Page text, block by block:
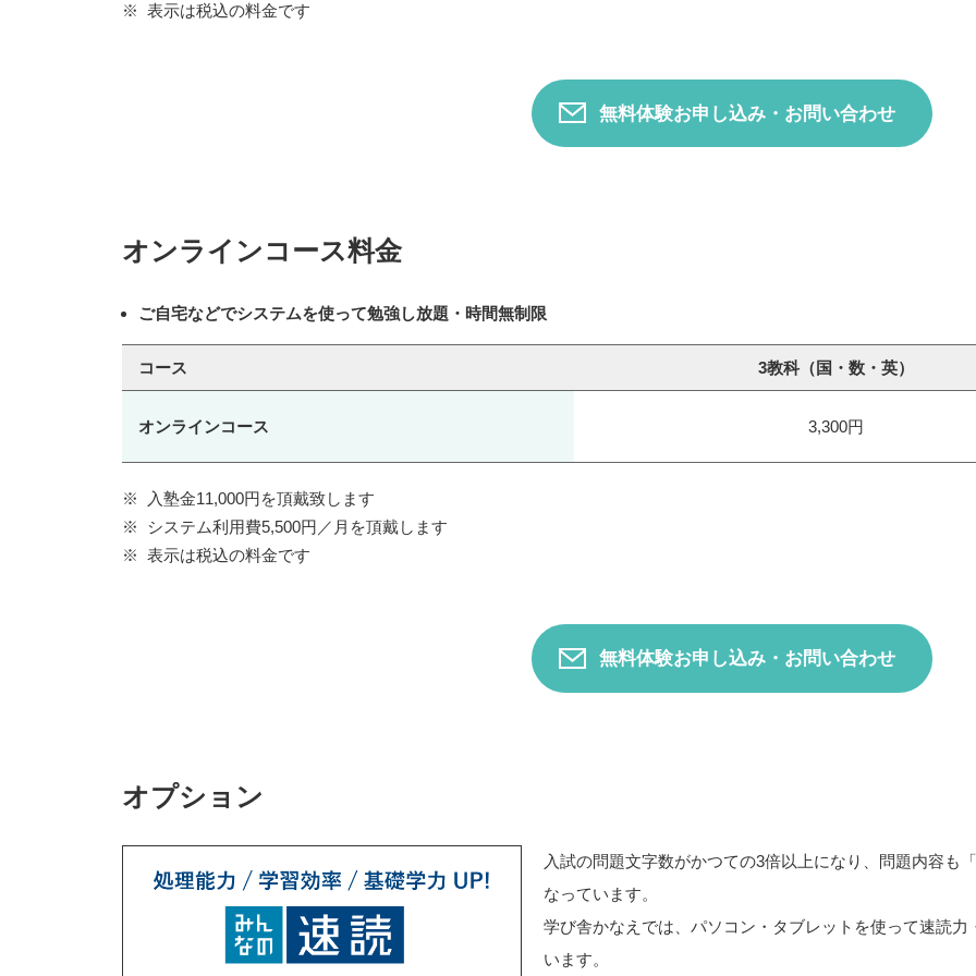
表示は税込の料金です
無料体験お申し込み・お問い合わせ
オンラインコース料金
ご自宅などでシステムを使って勉強し放題・時間無制限
コース 3教科（国・数・英）
オンラインコース 3,300円
入塾金11,000円を頂戴致します
システム利用費5,500円／月を頂戴します
表示は税込の料金です
無料体験お申し込み・お問い合わせ
オプション
入試の問題文字数がかつての3倍以上になり、問題内容も
なっています。
学び舎かなえでは、パソコン・タブレットを使って速読
います。